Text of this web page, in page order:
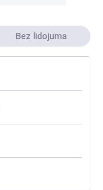
Bez lidojuma